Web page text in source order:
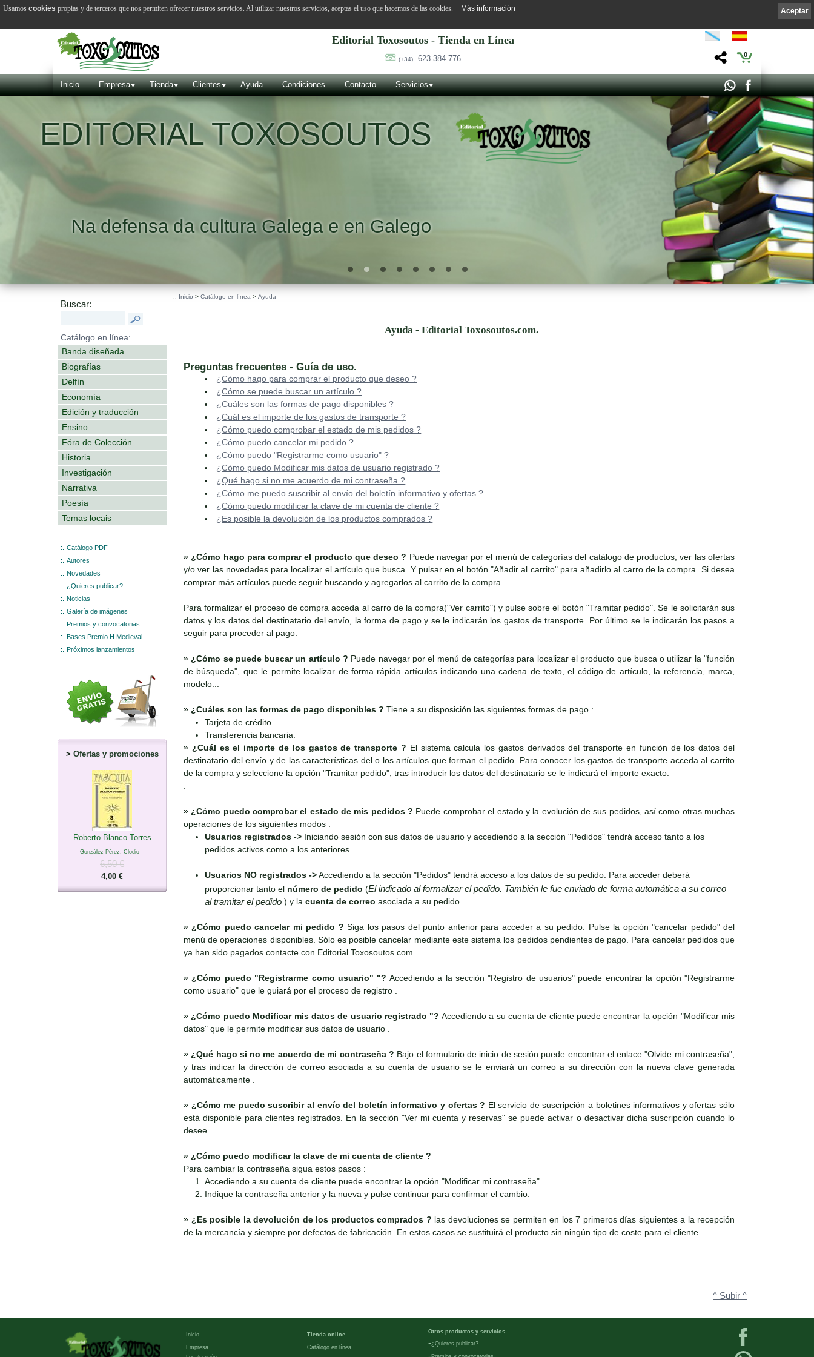
Editorial Toxosoutos - Tienda en Línea
(+34) 623 384 776 0
Inicio Empresa Tienda Clientes Ayuda Condiciones Contacto Servicios
EDITORIAL TOXOSOUTOS
Na defensa da cultura Galega e en Galego
Buscar:
Catálogo en línea:
Banda diseñada
Biografías
Delfín
Economía
Edición y traducción
Ensino
Fóra de Colección
Historia
Investigación
Narrativa
Poesía
Temas locais
:.
Catálogo PDF
:.
Autores
:.
Novedades
:.
¿Quieres publicar?
:.
Noticias
:.
Galería de imágenes
:.
Premios y convocatorias
:.
Bases Premio H Medieval
:.
Próximos lanzamientos
> Ofertas y promociones
Roberto Blanco Torres
González Pérez, Clodio
6,50 €
4,00 €
:: Inicio > Catálogo en línea > Ayuda
Ayuda - Editorial Toxosoutos.com.
Preguntas frecuentes - Guía de uso.
¿Cómo hago para comprar el producto que deseo ?
¿Cómo se puede buscar un artículo ?
¿Cuáles son las formas de pago disponibles ?
¿Cuál es el importe de los gastos de transporte ?
¿Cómo puedo comprobar el estado de mis pedidos ?
¿Cómo puedo cancelar mi pedido ?
¿Cómo puedo "Registrarme como usuario" ?
¿Cómo puedo Modificar mis datos de usuario registrado ?
¿Qué hago si no me acuerdo de mi contraseña ?
¿Cómo me puedo suscribir al envío del boletín informativo y ofertas ?
¿Cómo puedo modificar la clave de mi cuenta de cliente ?
¿Es posible la devolución de los productos comprados ?
» ¿Cómo hago para comprar el producto que deseo ? Puede navegar por el menú de categorías del catálogo de productos, ver las ofertas
y/o ver las novedades para localizar el artículo que busca. Y pulsar en el botón "Añadir al carrito" para añadirlo al carro de la compra. Si desea
comprar más artículos puede seguir buscando y agregarlos al carrito de la compra.
Para formalizar el proceso de compra acceda al carro de la compra("Ver carrito") y pulse sobre el botón "Tramitar pedido". Se le solicitarán sus
datos y los datos del destinatario del envío, la forma de pago y se le indicarán los gastos de transporte. Por último se le indicarán los pasos a
seguir para proceder al pago.
» ¿Cómo se puede buscar un artículo ? Puede navegar por el menú de categorías para localizar el producto que busca o utilizar la "función
de búsqueda", que le permite localizar de forma rápida artículos indicando una cadena de texto, el código de artículo, la referencia, marca,
modelo...
» ¿Cuáles son las formas de pago disponibles ? Tiene a su disposición las siguientes formas de pago :
Tarjeta de crédito.
Transferencia bancaria.
» ¿Cuál es el importe de los gastos de transporte ? El sistema calcula los gastos derivados del transporte en función de los datos del
destinatario del envío y de las características del o los artículos que forman el pedido. Para conocer los gastos de transporte acceda al carrito
de la compra y seleccione la opción "Tramitar pedido", tras introducir los datos del destinatario se le indicará el importe exacto.
» ¿Cómo puedo comprobar el estado de mis pedidos ? Puede comprobar el estado y la evolución de sus pedidos, así como otras muchas
operaciones de los siguientes modos :
Usuarios registrados -> Iniciando sesión con sus datos de usuario y accediendo a la sección "Pedidos" tendrá acceso tanto a los
pedidos activos como a los anteriores .
Usuarios NO registrados ->Accediendo a la sección "Pedidos" tendrá acceso a los datos de su pedido. Para acceder deberá
proporcionar tanto el número de pedido (El indicado al formalizar el pedido. También le fue enviado de forma automática a su correo
al tramitar el pedido ) y la cuenta de correo asociada a su pedido .
» ¿Cómo puedo cancelar mi pedido ? Siga los pasos del punto anterior para acceder a su pedido. Pulse la opción "cancelar pedido" del
menú de operaciones disponibles. Sólo es posible cancelar mediante este sistema los pedidos pendientes de pago. Para cancelar pedidos que
ya han sido pagados contacte con Editorial Toxosoutos.com.
» ¿Cómo puedo "Registrarme como usuario" "? Accediendo a la sección "Registro de usuarios" puede encontrar la opción "Registrarme
como usuario" que le guiará por el proceso de registro .
» ¿Cómo puedo Modificar mis datos de usuario registrado "? Accediendo a su cuenta de cliente puede encontrar la opción "Modificar mis
datos" que le permite modificar sus datos de usuario .
» ¿Qué hago si no me acuerdo de mi contraseña ? Bajo el formulario de inicio de sesión puede encontrar el enlace "Olvide mi contraseña",
y tras indicar la dirección de correo asociada a su cuenta de usuario se le enviará un correo a su dirección con la nueva clave generada
automáticamente .
» ¿Cómo me puedo suscribir al envío del boletín informativo y ofertas ? El servicio de suscripción a boletines informativos y ofertas sólo
está disponible para clientes registrados. En la sección "Ver mi cuenta y reservas" se puede activar o desactivar dicha suscripción cuando lo
desee .
» ¿Cómo puedo modificar la clave de mi cuenta de cliente ?
Para cambiar la contraseña sigua estos pasos :
Accediendo a su cuenta de cliente puede encontrar la opción "Modificar mi contraseña".
Indique la contraseña anterior y la nueva y pulse continuar para confirmar el cambio.
» ¿Es posible la devolución de los productos comprados ? las devoluciones se permiten en los 7 primeros días siguientes a la recepción
de la mercancía y siempre por defectos de fabricación. En estos casos se sustituirá el producto sin ningún tipo de coste para el cliente .
^ Subir ^
Inicio
Empresa
Tienda online
Catálogo en línea
Otros productos y servicios
-¿Quieres publicar?
Aceptar
Usamos cookies propias y de terceros que nos permiten ofrecer nuestros servicios. Al utilizar nuestros servicios, aceptas el uso que hacemos de las cookies. Más información